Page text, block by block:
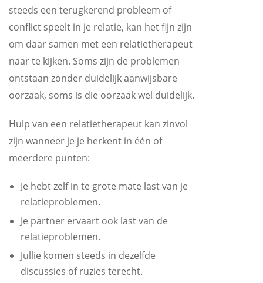
steeds een terugkerend probleem of
conflict speelt in je relatie, kan het fijn zijn
om daar samen met een relatietherapeut
naar te kijken. Soms zijn de problemen
ontstaan zonder duidelijk aanwijsbare
oorzaak, soms is die oorzaak wel duidelijk.
Hulp van een relatietherapeut kan zinvol
zijn wanneer je je herkent in één of
meerdere punten:
Je hebt zelf in te grote mate last van je
relatieproblemen.
Je partner ervaart ook last van de
relatieproblemen.
Jullie komen steeds in dezelfde
discussies of ruzies terecht.